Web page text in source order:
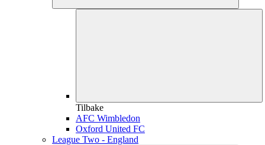
Tilbake
AFC Wimbledon
Oxford United FC
League Two - England